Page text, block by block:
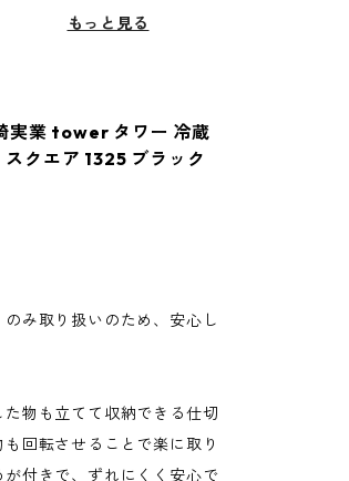
もっと見る
実業 tower タワー 冷蔵
クエア 1325 ブラック
み取り扱いのため、安心し
物も立てて収納できる仕切
回転させることで楽に取り
付きで、ずれにくく安心で